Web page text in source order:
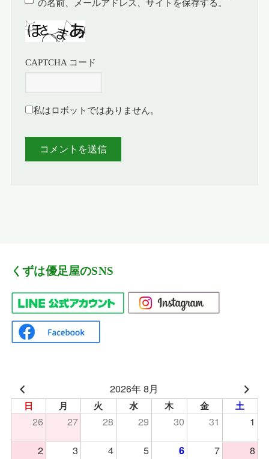
の名前、メールアドレス、サイトを保存する。
CAPTCHA コード
私はロボットではありません。
くずは優足屋のSNS
2026年 8月
日 月 火 水 木 金 土
26 27 28 29 30 31
1
2
3 4 5 6 7
8